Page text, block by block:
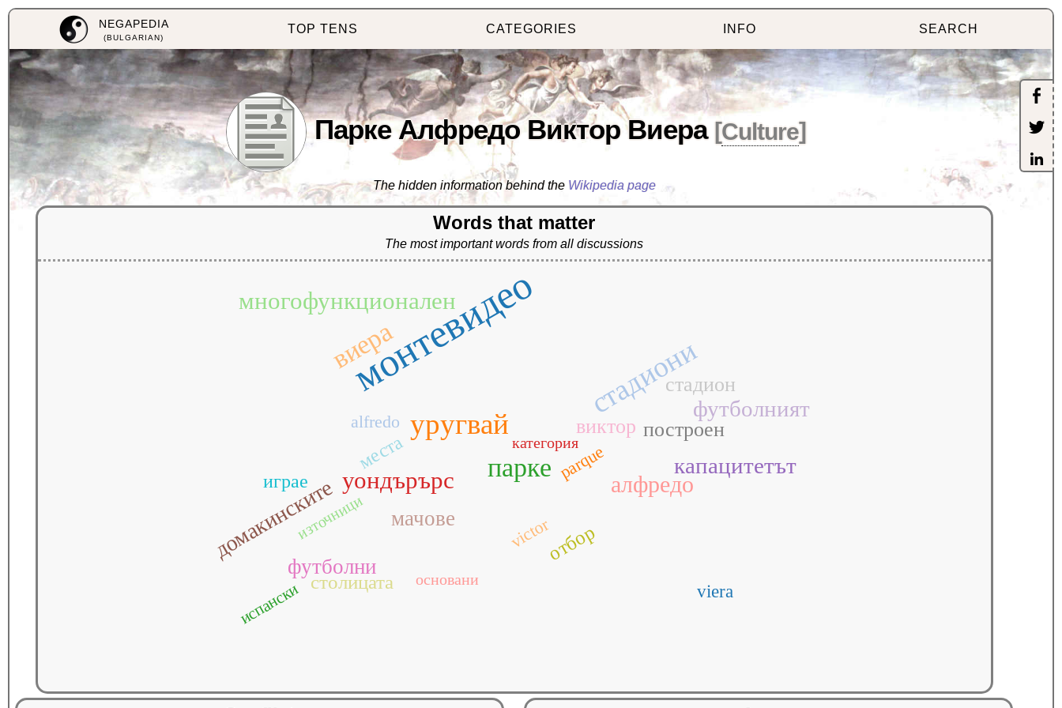
NEGAPEDIA
(BULGARIAN)
TOP TENS CATEGORIES INFO SEARCH
Парке Алфредо Виктор Виера [Culture]
The hidden information behind the Wikipedia page
Words that matter
The most important words from all discussions
монтевидео стадиони
уругвай
виера
парке
многофункционален
уондърърс алфредо
капацитетът
футболният
домакинските мачове
футболни
виктор построен
стадион
отбор
столицата
играе
места
viera
alfredo
parque
victor
испански
източници
категория
основани